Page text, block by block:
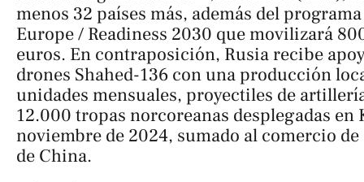
menos 32 países más, además del
Europe / Readiness 2030 que movilizará
euros. En contraposición, Rusia recibe
drones Shahed-136 con una producción
unidades mensuales, proyectiles de
12.000 tropas norcoreanas desplegadas en
noviembre de 2024, sumado al comercio
de China.